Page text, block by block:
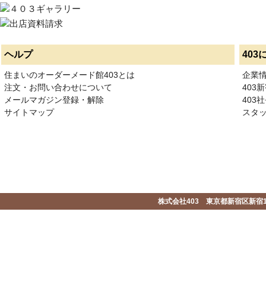
ヘルプ 403
住まいのオーダーメード館403とは
注文・お問い合わせについて
メールマガジン登録・解除
サイトマップ
企業
403
403
スタ
株式会社403 東京都新宿区新